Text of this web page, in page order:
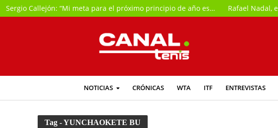
Sergio Callejón: “Mi meta para el próximo principio de año es intentar jugar la previa del Abierto de Australia”
NOTICIAS CRÓNICAS WTA ITF ENTREVISTAS
Tag - YUNCHAOKETE BU